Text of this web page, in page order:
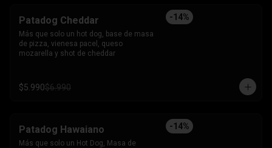
-14%
Patadog Cheddar
Más que solo un hot dog, base de masa
de pizza, vienesa pacel, queso
mozarella y shot de cheddar
$5.990$6.990
-14%
Patadog Hawaiano
Más que solo un Hot Dog, Masa de